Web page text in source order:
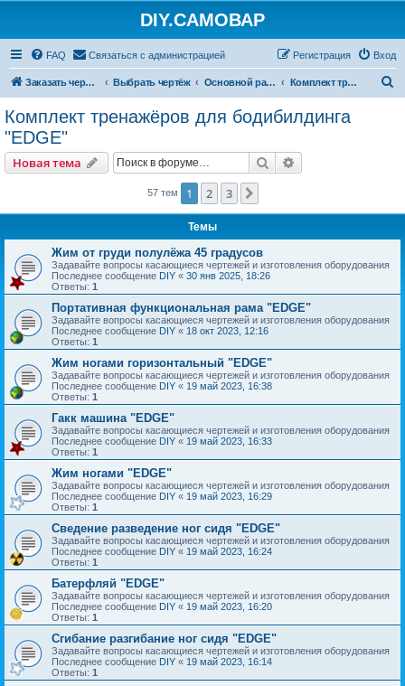
DIY.САМОВАР
FAQ Связаться с администрацией Вход
Регистрация
Заказать чертеж Выбрать чертёж Основной раздел Комплект тренажёров для бодибилдинга "EDGE"
Комплект тренажёров для бодибилдинга
"EDGE"
Новая тема Поиск
57 тем 1 2 3
Темы
Жим от груди полулёжа 45 градусов
Задавайте вопросы касающиеся чертежей и изготовления оборудования
Последнее сообщение DIY « 30 янв 2025, 18:26
Ответы: 1
Портативная функциональная рама "EDGE"
Задавайте вопросы касающиеся чертежей и изготовления оборудования
Последнее сообщение DIY « 18 окт 2023, 12:16
Ответы: 1
Жим ногами горизонтальный "EDGE"
Задавайте вопросы касающиеся чертежей и изготовления оборудования
Последнее сообщение DIY « 19 май 2023, 16:38
Ответы: 1
Гакк машина "EDGE"
Задавайте вопросы касающиеся чертежей и изготовления оборудования
Последнее сообщение DIY « 19 май 2023, 16:33
Ответы: 1
Жим ногами "EDGE"
Задавайте вопросы касающиеся чертежей и изготовления оборудования
Последнее сообщение DIY « 19 май 2023, 16:29
Ответы: 1
Сведение разведение ног сидя "EDGE"
Задавайте вопросы касающиеся чертежей и изготовления оборудования
Последнее сообщение DIY « 19 май 2023, 16:24
Ответы: 1
Батерфляй "EDGE"
Задавайте вопросы касающиеся чертежей и изготовления оборудования
Последнее сообщение DIY « 19 май 2023, 16:20
Ответы: 1
Сгибание разгибание ног сидя "EDGE"
Задавайте вопросы касающиеся чертежей и изготовления оборудования
Последнее сообщение DIY « 19 май 2023, 16:14
Ответы: 1